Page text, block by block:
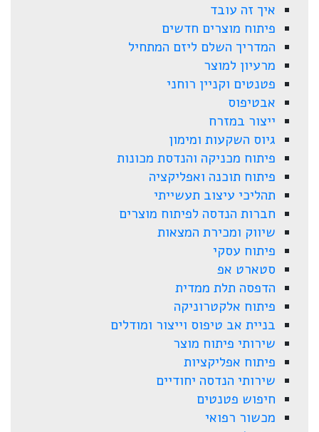
איך זה עובד
פיתוח מוצרים חדשים
המדריך השלם ליזם המתחיל
מרעיון למוצר
פטנטים וקניין רוחני
אבטיפוס
ייצור במזרח
גיוס השקעות ומימון
פיתוח מכניקה והנדסת מכונות
פיתוח תוכנה ואפליקציה
תהליכי עיצוב תעשייתי
חברות הנדסה לפיתוח מוצרים
שיווק ומכירת המצאות
פיתוח עסקי
סטארט אפ
הדפסה תלת ממדית
פיתוח אלקטרוניקה
בניית אב טיפוס וייצור ומודלים
שירותי פיתוח מוצר
פיתוח אפליקציות
שירותי הנדסה יחודיים
חיפוש פטנטים
מכשור רפואי